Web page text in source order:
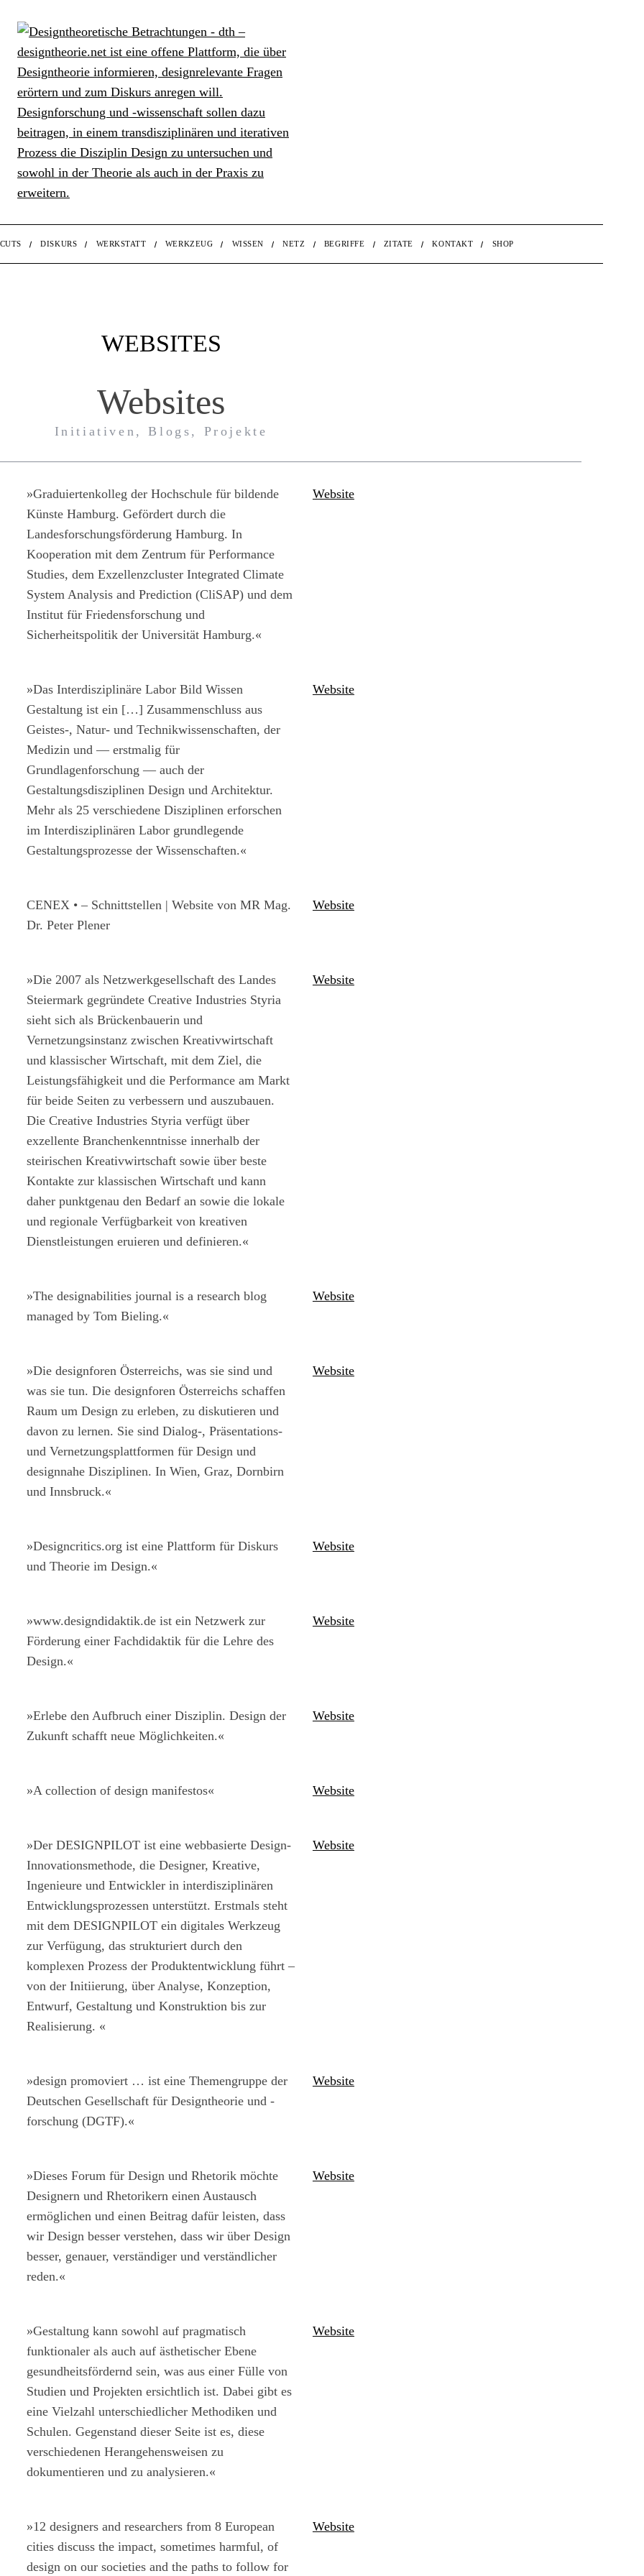
DISKURS WERKSTATT WERKZEUG WISSEN NETZ BEGRIFFE ZITATE KONTAKT SHOP
WEBSITES
Websites
Initiativen, Blogs, Projekte
»Graduiertenkolleg der Hochschule für bildende
Künste Hamburg. Gefördert durch die
Landesforschungsförderung Hamburg. In
Kooperation mit dem Zentrum für Performance
Studies, dem Exzellenzcluster Integrated Climate
System Analysis and Prediction (CliSAP) und dem
Institut für Friedensforschung und
Sicherheitspolitik der Universität Hamburg.«
Website
»Das Interdisziplinäre Labor Bild Wissen
Gestaltung ist ein […] Zusammenschluss aus
Geistes-, Natur- und Technikwissenschaften, der
Medizin und — erstmalig für
Grundlagenforschung — auch der
Gestaltungsdisziplinen Design und Architektur.
Mehr als 25 verschiedene Disziplinen erforschen
im Interdisziplinären Labor grundlegende
Gestaltungsprozesse der Wissenschaften.«
Website
CENEX • – Schnittstellen | Website von MR Mag.
Dr. Peter Plener
Website
»Die 2007 als Netzwerkgesellschaft des Landes
Steiermark gegründete Creative Industries Styria
sieht sich als Brückenbauerin und
Vernetzungsinstanz zwischen Kreativwirtschaft
und klassischer Wirtschaft, mit dem Ziel, die
Leistungsfähigkeit und die Performance am Markt
für beide Seiten zu verbessern und auszubauen.
Die Creative Industries Styria verfügt über
exzellente Branchenkenntnisse innerhalb der
steirischen Kreativwirtschaft sowie über beste
Kontakte zur klassischen Wirtschaft und kann
daher punktgenau den Bedarf an sowie die lokale
und regionale Verfügbarkeit von kreativen
Dienstleistungen eruieren und definieren.«
Website
»The designabilities journal is a research blog
managed by Tom Bieling.«
Website
»Die designforen Österreichs, was sie sind und
was sie tun. Die designforen Österreichs schaffen
Raum um Design zu erleben, zu diskutieren und
davon zu lernen. Sie sind Dialog-, Präsentations-
und Vernetzungsplattformen für Design und
designnahe Disziplinen. In Wien, Graz, Dornbirn
und Innsbruck.«
Website
»Designcritics.org ist eine Plattform für Diskurs
und Theorie im Design.«
Website
»www.designdidaktik.de ist ein Netzwerk zur
Förderung einer Fachdidaktik für die Lehre des
Design.«
Website
»Erlebe den Aufbruch einer Disziplin. Design der
Zukunft schafft neue Möglichkeiten.«
Website
»A collection of design manifestos« Website
»Der DESIGNPILOT ist eine webbasierte Design-
Innovationsmethode, die Designer, Kreative,
Ingenieure und Entwickler in interdisziplinären
Entwicklungsprozessen unterstützt. Erstmals steht
mit dem DESIGNPILOT ein digitales Werkzeug
zur Verfügung, das strukturiert durch den
komplexen Prozess der Produktentwicklung führt –
von der Initiierung, über Analyse, Konzeption,
Entwurf, Gestaltung und Konstruktion bis zur
Realisierung. «
Website
»design promoviert … ist eine Themengruppe der
Deutschen Gesellschaft für Designtheorie und -
forschung (DGTF).«
Website
»Dieses Forum für Design und Rhetorik möchte
Designern und Rhetorikern einen Austausch
ermöglichen und einen Beitrag dafür leisten, dass
wir Design besser verstehen, dass wir über Design
besser, genauer, verständiger und verständlicher
reden.«
Website
»Gestaltung kann sowohl auf pragmatisch
funktionaler als auch auf ästhetischer Ebene
gesundheitsfördernd sein, was aus einer Fülle von
Studien und Projekten ersichtlich ist. Dabei gibt es
eine Vielzahl unterschiedlicher Methodiken und
Schulen. Gegenstand dieser Seite ist es, diese
verschiedenen Herangehensweisen zu
dokumentieren und zu analysieren.«
Website
»12 designers and researchers from 8 European
cities discuss the impact, sometimes harmful, of
design on our societies and the paths to follow for
Website